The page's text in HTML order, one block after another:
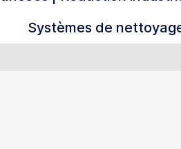
Systèmes de